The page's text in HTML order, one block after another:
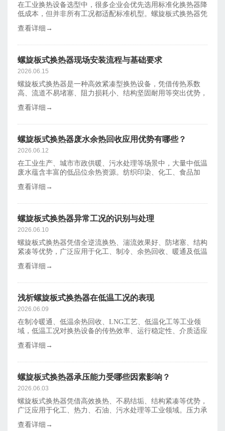
在工业换热设备选型中，很多企业会优先选用标准化换热器降
低成本，但并非所有工况都适配标准机型。螺旋板式换热器凭
查看详细→
螺旋板式换热器现场安装流程与基础要求
2026.06.15
螺旋板式换热器是一种高效紧凑型换热设备，凭借传热系数
高、流道不易堵塞、阻力损耗小、结构坚固耐用等突出优势，
查看详细→
螺旋板式换热器废水余热回收应用优势有哪些？
2026.06.12
在工业生产、城市市政供暖、污水处理等场景中，大量中低温
废水蕴含丰富的低品位余热资源。纺织印染、化工、食品加
查看详细→
螺旋板式换热器异常工况的识别与处理
2026.06.10
螺旋板式换热器凭借全逆流换热、湍流效果好、防堵塞、结构
紧凑等优势，广泛应用于化工、制冷、余热回收、暖通及低温
查看详细→
浅析螺旋板式换热器在低温工况的表现
2026.06.09
在制冷暖通、低温余热回收、LNG工艺、低温化工等工业领
域，低温工况对换热设备的传热效率、运行稳定性、介质适应
查看详细→
螺旋板式换热器承压能力受哪些因素影响？
2026.06.03
​螺旋板式换热器凭借高效换热、不易结垢、结构紧凑等优势，
广泛应用于化工、热力、石油、污水处理等工业领域。压力承
查看详细→